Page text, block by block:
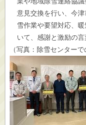
意見交換を行い、今
雪作業や要望対応、
いて、感謝と激励の言
（写真：除雪センターで